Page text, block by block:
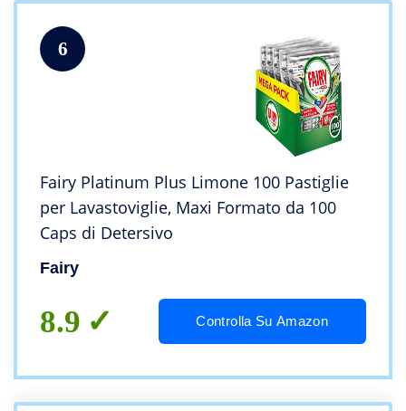
6
Fairy Platinum Plus Limone 100 Pastiglie
per Lavastoviglie, Maxi Formato da 100
Caps di Detersivo
Fairy
8.9 Controlla Su Amazon